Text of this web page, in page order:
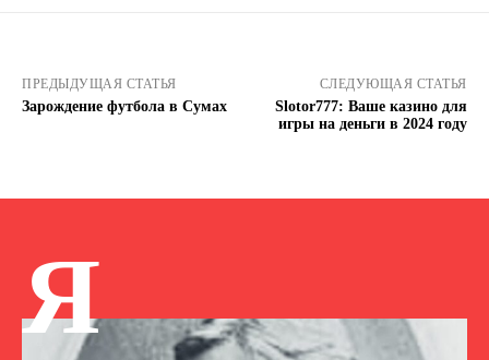
ПРЕДЫДУЩАЯ СТАТЬЯ
Зарождение футбола в Сумах
СЛЕДУЮЩАЯ СТАТЬЯ
Slotor777: Ваше казино для
игры на деньги в 2024 году
Я